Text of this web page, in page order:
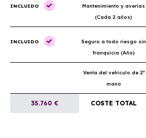
INCLUIDO
Mantenimiento y averías
(Cada 2 años)
INCLUIDO
Seguro a todo riesgo sin
franquicia (Año)
Venta del vehículo de 2ª
mano
35.760 € COSTE TOTAL